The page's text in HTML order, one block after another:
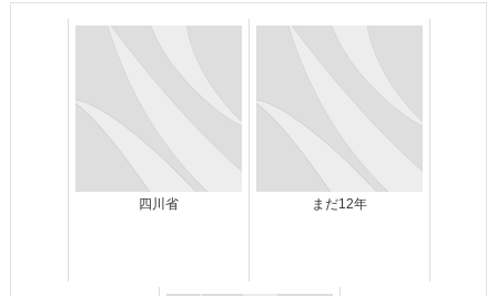
四川省 まだ12年